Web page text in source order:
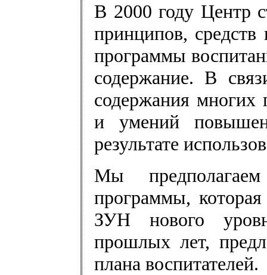
В 2000 году Центр
принципов,
программы
содержание. В
содержания многих
и умений
результате
Мы
программы,
ЗУН нового
прошлых лет,
плана воспитателей.